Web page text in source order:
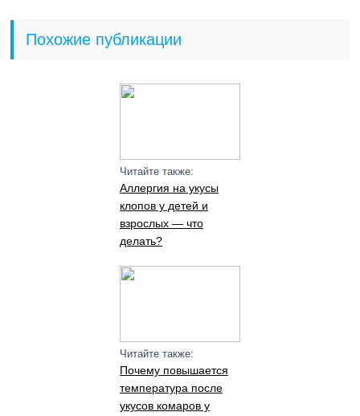
Похожие публикации
Читайте также:
Аллергия на укусы
клопов у детей и
взрослых — что
делать?
Читайте также:
Почему повышается
температура после
укусов комаров у